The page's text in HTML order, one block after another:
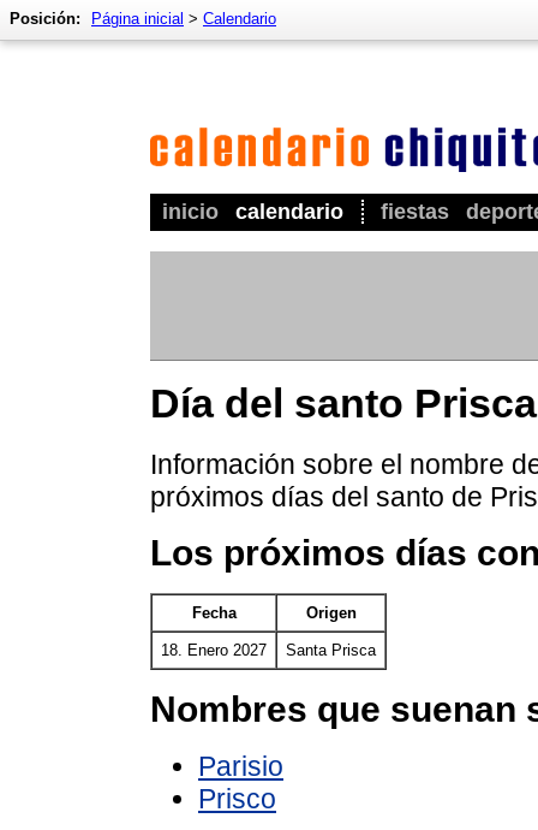
inicio calendario fiestas
Posición: Página inicial > Calendario
Día del santo Prisca
Información sobre el nombre
próximos días del santo de
Los próximos días
Fecha Origen
18. Enero 2027 Santa Prisca
Nombres que suenan
Parisio
Prisco